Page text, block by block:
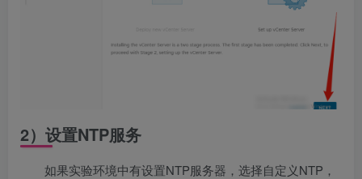
2）设置NTP服务
如果实验环境中有设置NTP服务器，选择自定义NTP，